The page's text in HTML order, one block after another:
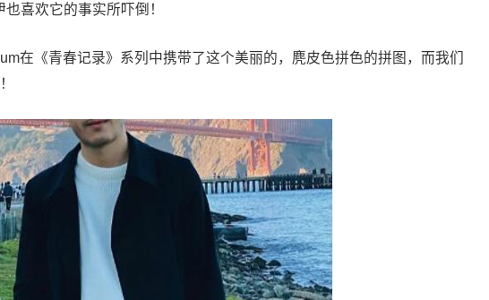
喜欢它的事实所吓倒！
在《青春记录》系列中携带了这个美丽的，麂皮色拼色的拼图，而我们